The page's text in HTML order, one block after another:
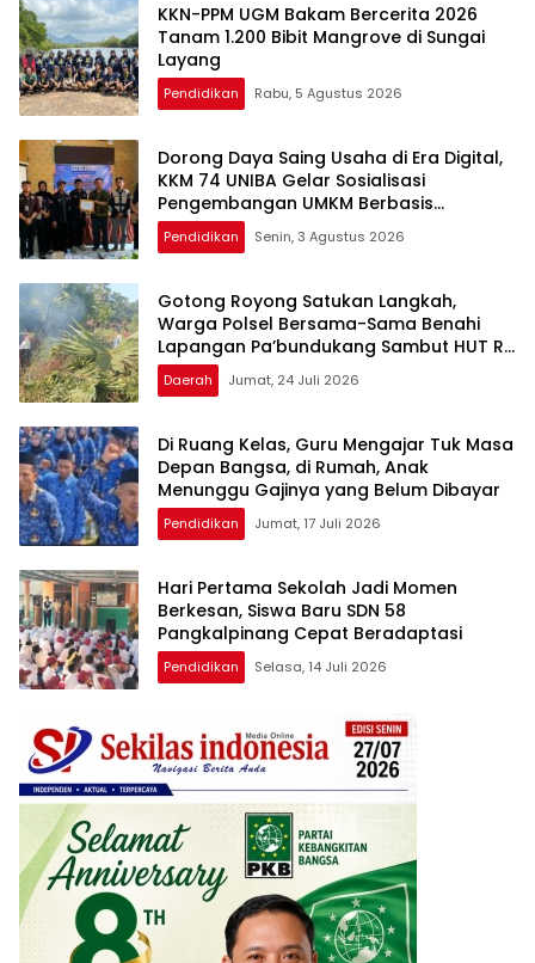
KKN-PPM UGM Bakam Bercerita 2026
Tanam 1.200 Bibit Mangrove di Sungai
Layang
Pendidikan Rabu, 5 Agustus 2026
Dorong Daya Saing Usaha di Era Digital,
KKM 74 UNIBA Gelar Sosialisasi
Pengembangan UMKM Berbasis
Technopreneurship
Pendidikan Senin, 3 Agustus 2026
Gotong Royong Satukan Langkah,
Warga Polsel Bersama-Sama Benahi
Lapangan Pa’bundukang Sambut HUT RI
ke-81
Daerah Jumat, 24 Juli 2026
Di Ruang Kelas, Guru Mengajar Tuk Masa
Depan Bangsa, di Rumah, Anak
Menunggu Gajinya yang Belum Dibayar
Pendidikan Jumat, 17 Juli 2026
Hari Pertama Sekolah Jadi Momen
Berkesan, Siswa Baru SDN 58
Pangkalpinang Cepat Beradaptasi
Pendidikan Selasa, 14 Juli 2026